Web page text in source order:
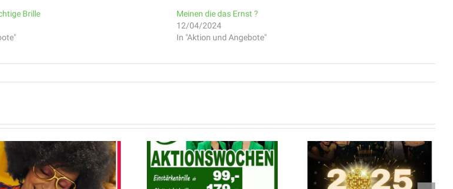
Brille
Meinen die das Ernst ?
12/04/2024
In "Aktion und Angebote"